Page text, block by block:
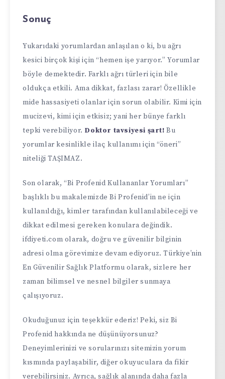
Sonuç
Yukarıdaki yorumlardan anlaşılan o ki, bu ağrı
kesici birçok kişi için “hemen işe yarıyor.” Yorumlar
böyle demektedir. Farklı ağrı türleri için bile
oldukça etkili. Ama dikkat, fazlası zarar! Özellikle
mide hassasiyeti olanlar için sorun olabilir. Kimi için
mucizevi, kimi için etkisiz; yani her bünye farklı
tepki verebiliyor. Doktor tavsiyesi şart! Bu
yorumlar kesinlikle ilaç kullanımı için “öneri”
niteliği TAŞIMAZ.
Son olarak, “Bi Profenid Kullananlar Yorumları”
başlıklı bu makalemizde Bi Profenid’in ne için
kullanıldığı, kimler tarafından kullanılabileceği ve
dikkat edilmesi gereken konulara değindik.
ifdiyeti.com olarak, doğru ve güvenilir bilginin
adresi olma görevimize devam ediyoruz. Türkiye’nin
En Güvenilir Sağlık Platformu olarak, sizlere her
zaman bilimsel ve nesnel bilgiler sunmaya
çalışıyoruz.
Okuduğunuz için teşekkür ederiz! Peki, siz Bi
Profenid hakkında ne düşünüyorsunuz?
Deneyimlerinizi ve sorularınızı sitemizin yorum
kısmında paylaşabilir, diğer okuyuculara da fikir
verebilirsiniz. Ayrıca, sağlık alanında daha fazla